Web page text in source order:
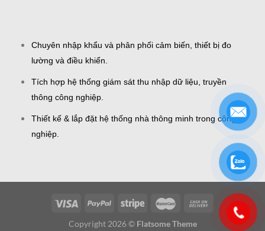
Chuyên nhập khẩu và phân phối cảm biến, thiết bị đo
lường và điều khiển.
Tích hợp hệ thống giám sát thu nhập dữ liệu, truyền
thông công nghiệp.
Thiết kế & lắp đặt hệ thống nhà thông minh trong công
nghiệp.
Copyright 2026 © Flatsome Theme